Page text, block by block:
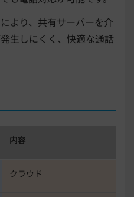
より、共有サーバーを介
生しにくく、快適な通話
内容
クラウド